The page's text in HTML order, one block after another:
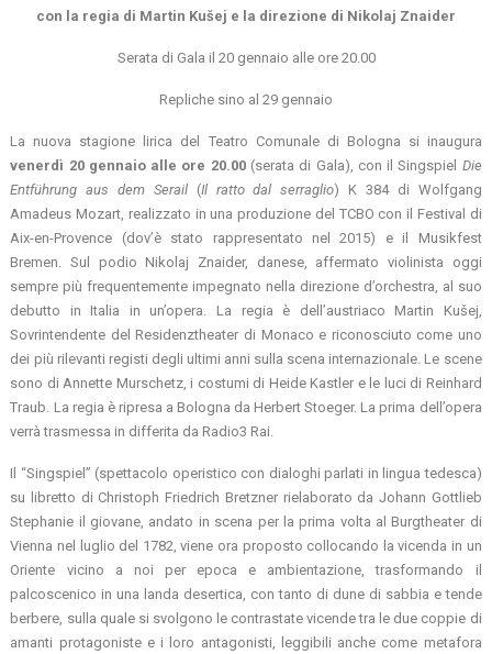
con la regia di Martin Kušej e la direzione di Nikolaj Znaider
Serata di Gala il 20 gennaio alle ore 20.00
Repliche sino al 29 gennaio
La nuova stagione lirica del Teatro Comunale di Bologna si inaugura
venerdì 20 gennaio alle ore 20.00(serata di Gala), con il Singspiel Die
Entführung aus dem Serail(Il ratto dal serraglio) K 384 di Wolfgang
Amadeus Mozart, realizzato in una produzione del TCBO con il Festival di
Aix-en-Provence (dov’è stato rappresentato nel 2015) e il Musikfest
Bremen. Sul podio Nikolaj Znaider, danese, affermato violinista oggi
sempre più frequentemente impegnato nella direzione d’orchestra, al suo
debutto in Italia in un’opera. La regia è dell’austriaco Martin Kušej,
Sovrintendente del Residenztheater di Monaco e riconosciuto come uno
dei più rilevanti registi degli ultimi anni sulla scena internazionale. Le scene
sono di Annette Murschetz, i costumi di Heide Kastler e le luci di Reinhard
Traub. La regia è ripresa a Bologna da Herbert Stoeger. La prima dell’opera
verrà trasmessa in differita da Radio3 Rai.
Il “Singspiel” (spettacolo operistico con dialoghi parlati in lingua tedesca)
su libretto di Christoph Friedrich Bretzner rielaborato da Johann Gottlieb
Stephanie il giovane, andato in scena per la prima volta al Burgtheater di
Vienna nel luglio del 1782, viene ora proposto collocando la vicenda in un
Oriente vicino a noi per epoca e ambientazione, trasformando il
palcoscenico in una landa desertica, con tanto di dune di sabbia e tende
berbere, sulla quale si svolgono le contrastate vicende tra le due coppie di
amanti protagoniste e i loro antagonisti, leggibili anche come metafora